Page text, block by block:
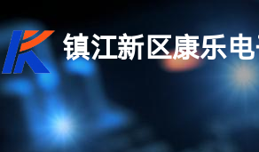
镇江新区康乐